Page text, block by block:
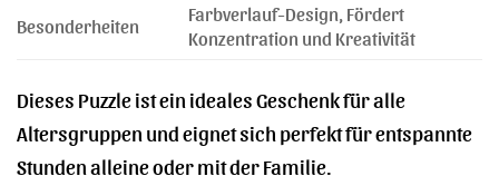
Besonderheiten
Farbverlauf-Design, Fördert
Konzentration und Kreativität
Dieses Puzzle ist ein ideales Geschenk für alle
Altersgruppen und eignet sich perfekt für entspannte
Stunden alleine oder mit der Familie.